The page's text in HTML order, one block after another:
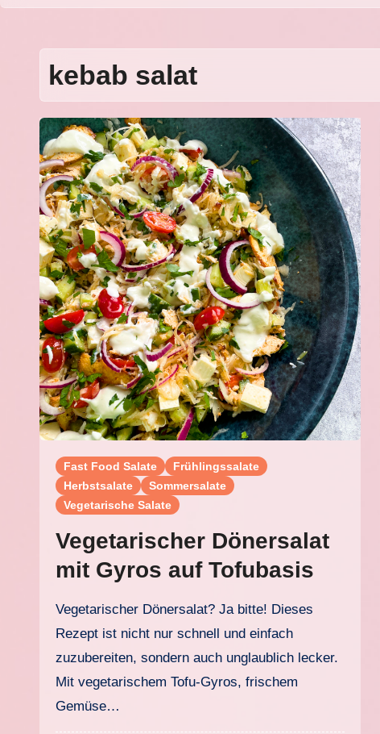
kebab salat
Fast Food Salate
Frühlingssalate
Herbstsalate
Sommersalate
Vegetarische Salate
Vegetarischer Dönersalat
mit Gyros auf Tofubasis
Vegetarischer Dönersalat? Ja bitte! Dieses
Rezept ist nicht nur schnell und einfach
zuzubereiten, sondern auch unglaublich lecker.
Mit vegetarischem Tofu-Gyros, frischem
Gemüse…